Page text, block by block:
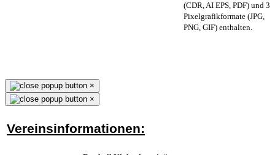
(CDR, AI EPS, PDF) und 3
Pixelgrafikformate (JPG,
PNG, GIF) enthalten.
×
×
Vereinsinformationen: